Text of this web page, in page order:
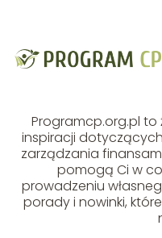
Programcp.org.pl to
inspiracji
zarządzania
pomogą Ci w
prowadzeniu
porady i nowinki,